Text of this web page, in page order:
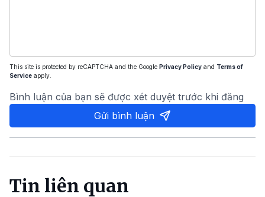
This site is protected by reCAPTCHA and the Google Privacy Policy and Terms of
Service apply.
Bình luận của bạn sẽ được xét duyệt trước khi đăng
Gửi bình luận
Tin liên quan